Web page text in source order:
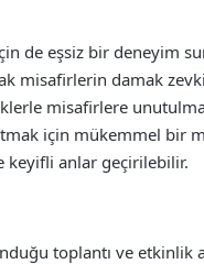
de eşsiz bir deneyim
misafirlerin damak
misafirlere
için mükemmel bir
keyifli anlar geçirilebilir.
toplantı ve etkinlik